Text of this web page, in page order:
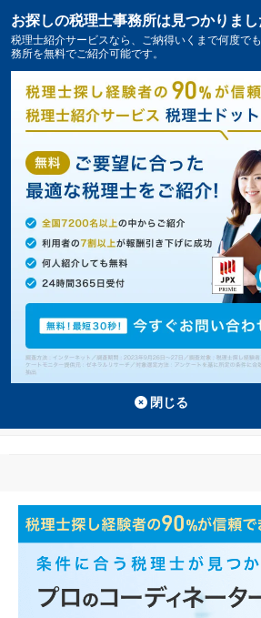
建設・建築業界に強い多久市(佐
計事務所の一覧
お探しの税理士事務所は見つかりまし
税理士紹介サービスなら、ご納得いくまで何度で
務所を無料でご紹介可能です。
閉じる